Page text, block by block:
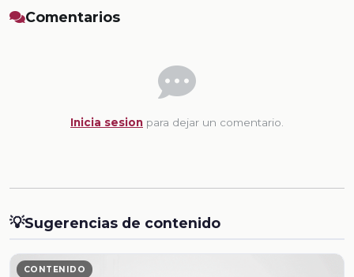
Comentarios
Inicia sesion para dejar un comentario.
💡Sugerencias de contenido
CONTENIDO